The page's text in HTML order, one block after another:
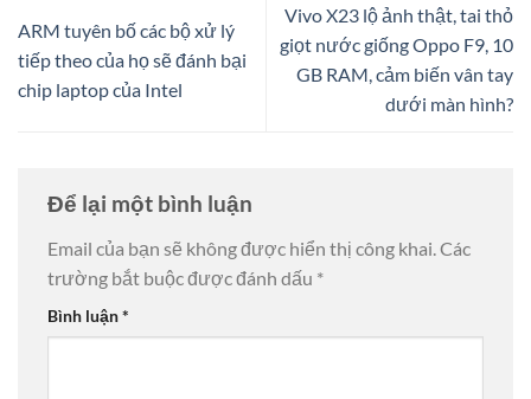
ARM tuyên bố các bộ xử lý
tiếp theo của họ sẽ đánh bại
chip laptop của Intel
Vivo X23 lộ ảnh thật, tai thỏ
giọt nước giống Oppo F9, 10
GB RAM, cảm biến vân tay
dưới màn hình?
Để lại một bình luận
Email của bạn sẽ không được hiển thị công khai.Các
trường bắt buộc được đánh dấu *
Bình luận*